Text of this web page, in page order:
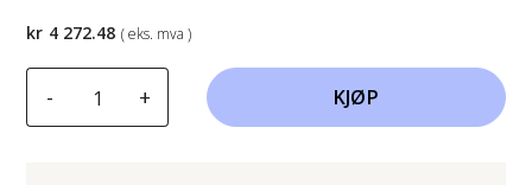
- + KJØP
kr 4 272.48 ( eks. mva )